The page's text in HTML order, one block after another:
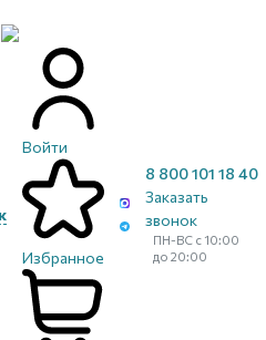
Войти
Избранное
8 800 101 18 40
Заказать
звонок
ПН-ВС с 10:00
до 20:00